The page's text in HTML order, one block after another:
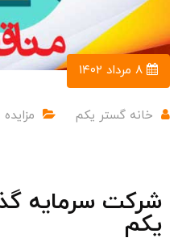
خانه گستر یکم مزایده
شرکت سرمایه
یکم